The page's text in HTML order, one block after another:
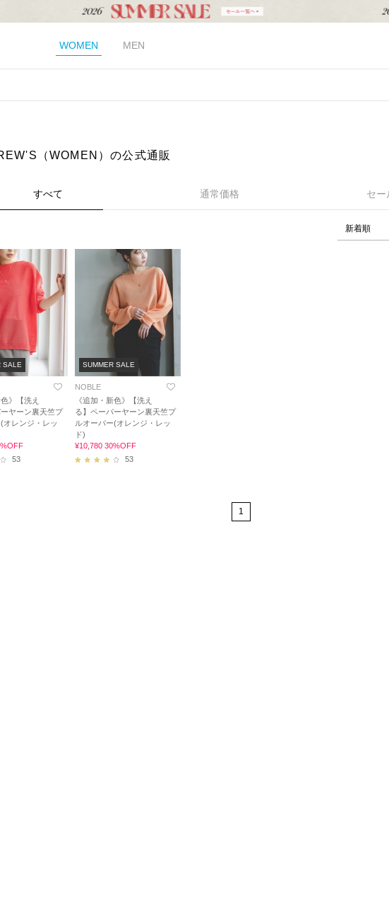
WOMEN MEN
（WOMEN）の公式通販
すべて 通常価格 セー
SALE
》【洗え
ヤーン裏天竺プ
オレンジ・レッ
53
SUMMER SALE
NOBLE
《追加・新色》【洗え
る】ペーパーヤーン裏天竺プ
ルオーバー(オレンジ・レッ
ド)
¥10,780 30%OFF
53
1